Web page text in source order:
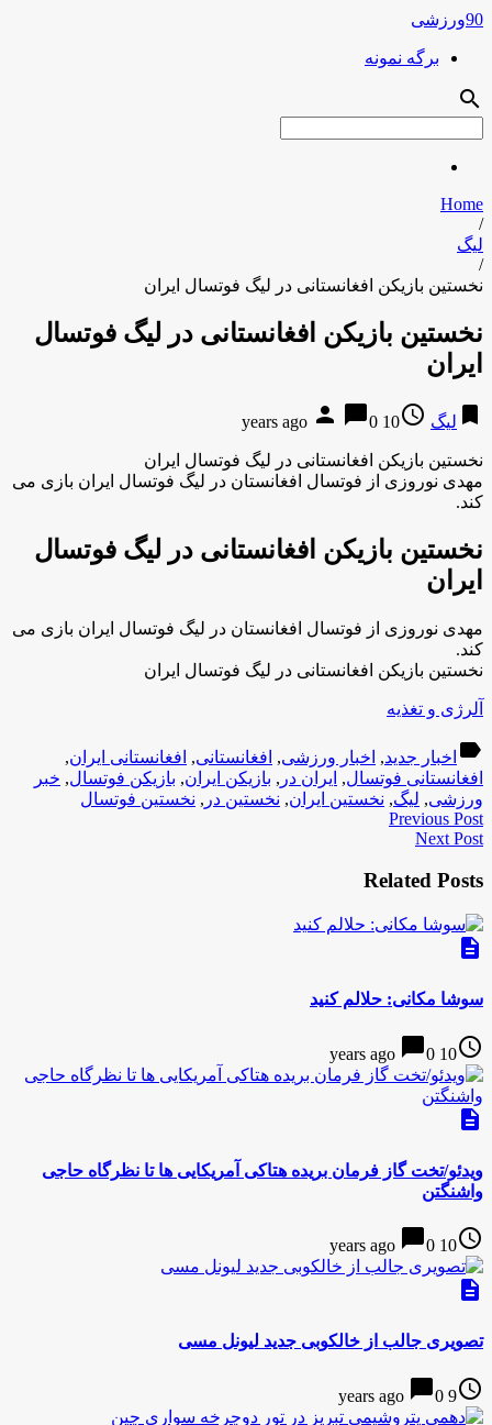
90ورزشی
برگه نمونه
search
Home
/
لیگ
/
نخستین بازیکن افغانستانی در لیگ فوتسال ایران
نخستین بازیکن افغانستانی در لیگ فوتسال
ایران
bookmark لیگ access_time
10 years ago
person chat_bubble0
نخستین بازیکن افغانستانی در لیگ فوتسال ایران
مهدی نوروزی از فوتسال افغانستان در لیگ فوتسال ایران بازی می
کند.
نخستین بازیکن افغانستانی در لیگ فوتسال
ایران
مهدی نوروزی از فوتسال افغانستان در لیگ فوتسال ایران بازی می
کند.
نخستین بازیکن افغانستانی در لیگ فوتسال ایران
آلرژی و تغذیه
label اخبار جدید, اخبار ورزشی, افغانستانی, افغانستانی ایران,
افغانستانی فوتسال, ایران در , بازیکن ایران, بازیکن فوتسال, خبر
ورزشی, لیگ, نخستین ایران, نخستین در , نخستین فوتسال
Previous Post
Next Post
Related Posts
description
سوشا مکانی: حلالم کنید
access_time
10 years ago
chat_bubble0
description
ویدئو/تخت گاز فرمان بریده هتاکی آمریکایی ها تا نظرگاه حاجی
واشنگتن
access_time
10 years ago
chat_bubble0
description
تصویری جالب از خالکوبی جدید لیونل مسی
access_time
9 years ago
chat_bubble0